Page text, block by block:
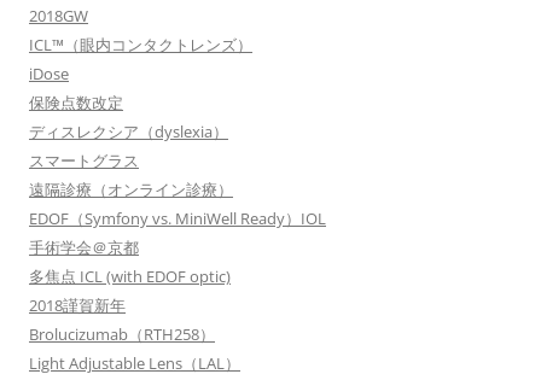
2018GW
ICL™（眼内コンタクトレンズ）
iDose
保険点数改定
ディスレクシア（dyslexia）
スマートグラス
遠隔診療（オンライン診療）
EDOF（Symfony vs. MiniWell Ready）IOL
手術学会＠京都
多焦点 ICL (with EDOF optic)
2018謹賀新年
Brolucizumab（RTH258）
Light Adjustable Lens（LAL）